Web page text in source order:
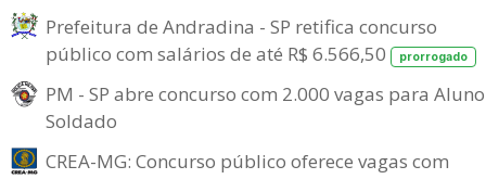
Prefeitura de Andradina - SP retifica concurso
público com salários de até R$ 6.566,50
prorrogado
PM - SP abre concurso com 2.000 vagas para
Soldado
CREA-MG: Concurso público oferece vagas com